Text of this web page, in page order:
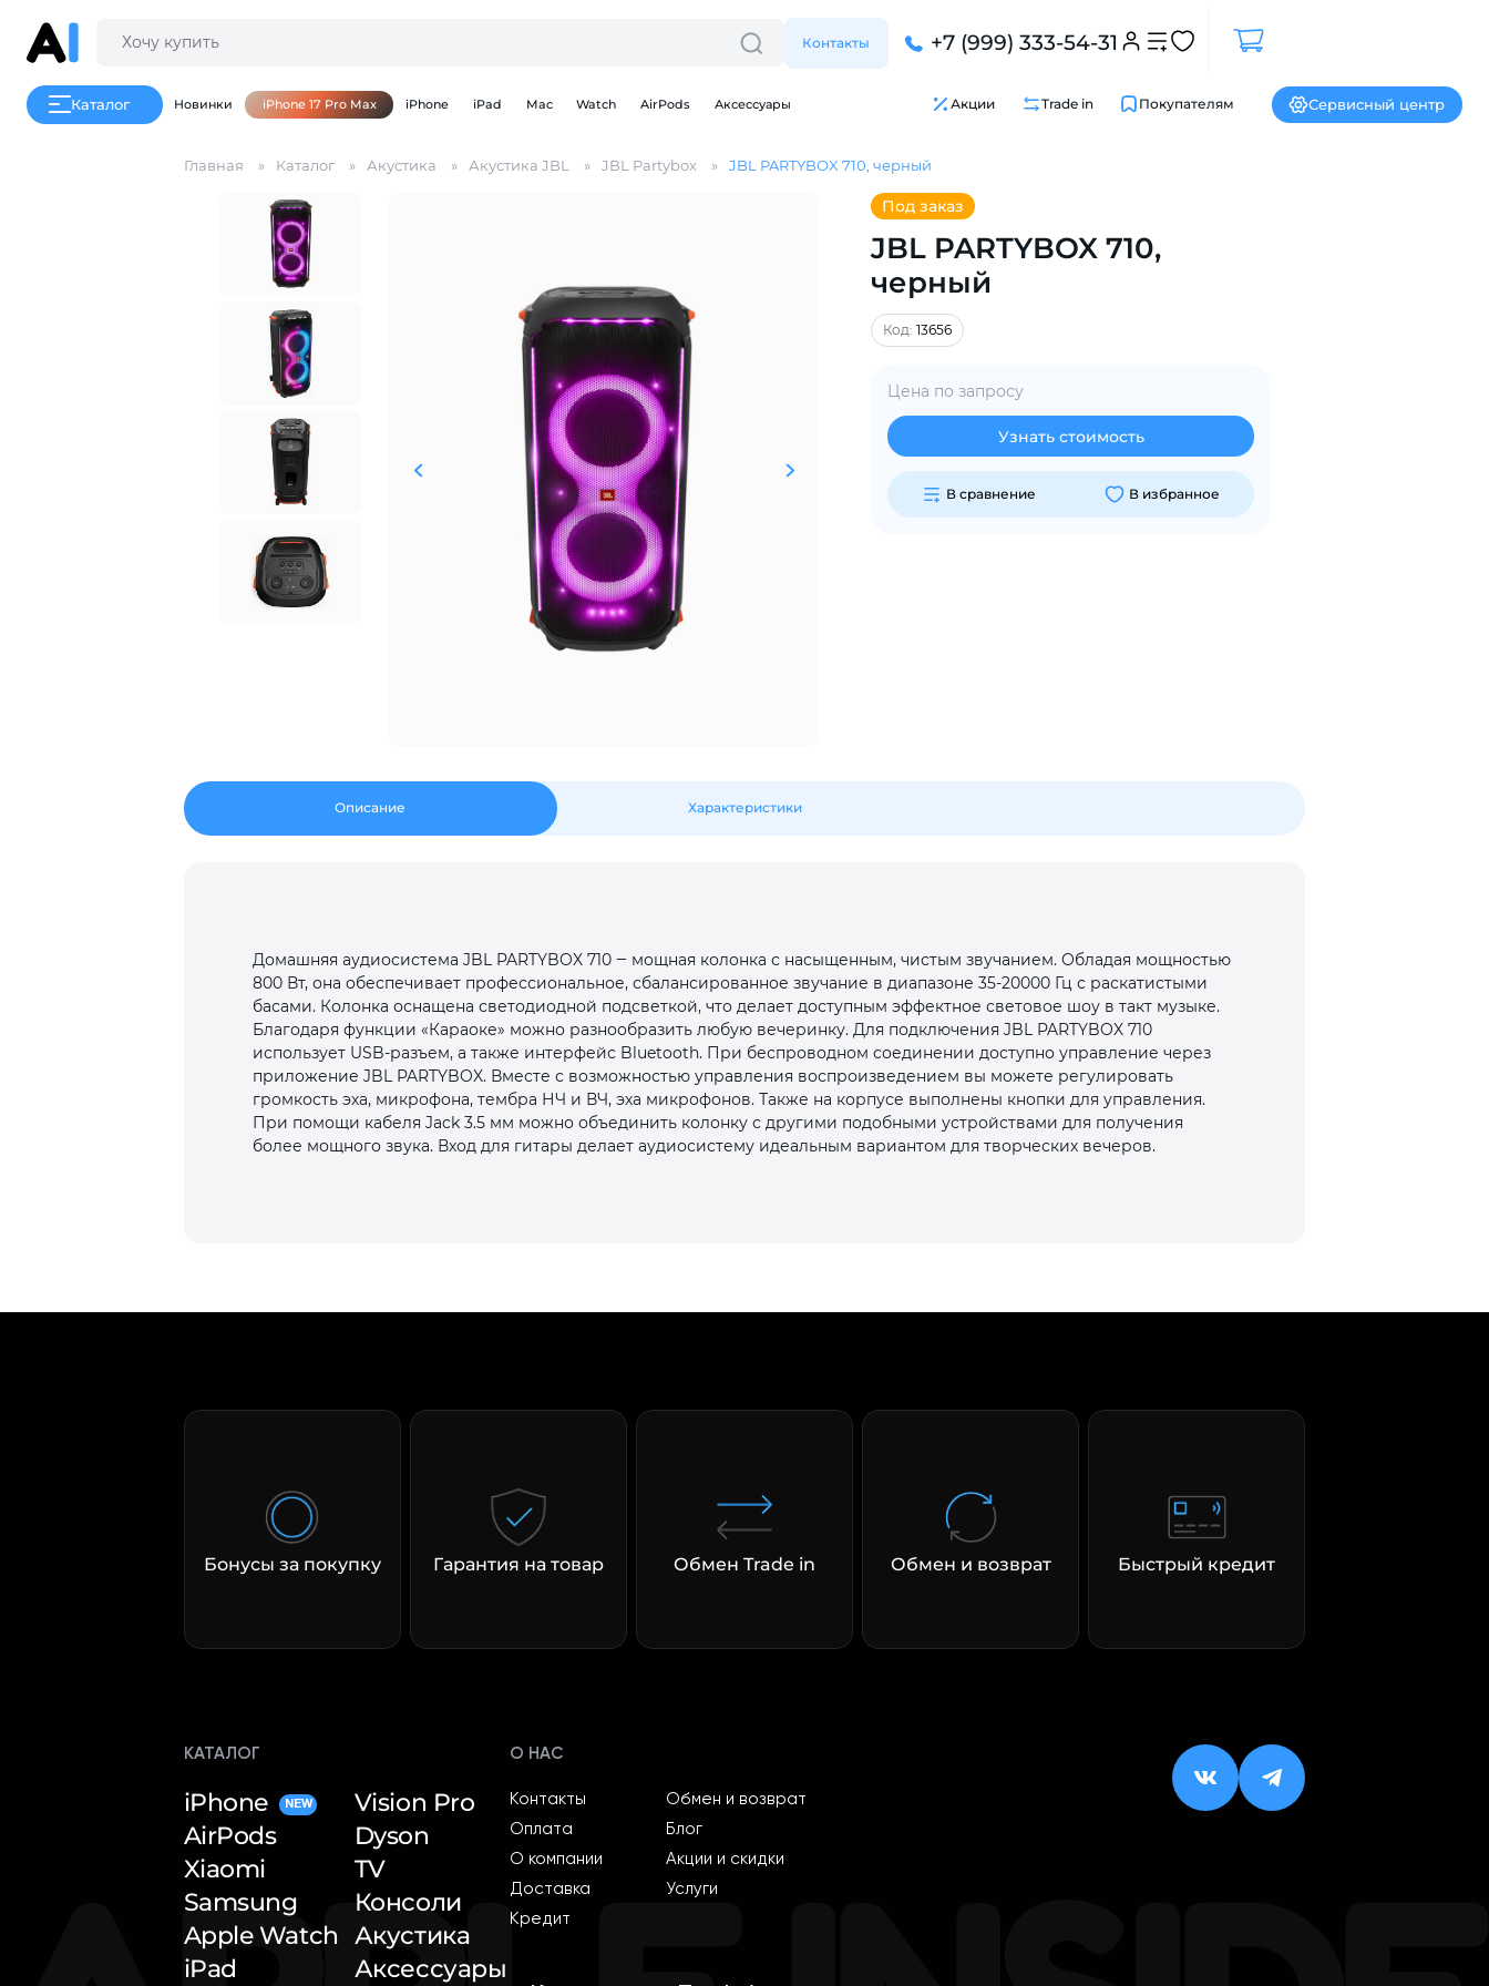
Контакты +7 (999) 333-54-31
Каталог Новинки iPhone 17 Pro Max iPhone iPad Mac Watch AirPods Аксессуары Акции Trade in Покупателям Сервисный центр
Главная Каталог Акустика Акустика JBL JBL Partybox JBL PARTYBOX 710, черный
Под заказ
JBL PARTYBOX 710,
черный
Код: 13656
Цена по запросу
Узнать стоимость
В сравнение В избранное
Описание Характеристики
Домашняя аудиосистема JBL PARTYBOX 710 ‒ мощная колонка с насыщенным, чистым звучанием. Обладая мощностью
800 Вт, она обеспечивает профессиональное, сбалансированное звучание в диапазоне 35-20000 Гц с раскатистыми
басами. Колонка оснащена светодиодной подсветкой, что делает доступным эффектное световое шоу в такт музыке.
Благодаря функции «Караоке» можно разнообразить любую вечеринку. Для подключения JBL PARTYBOX 710
использует USB-разъем, а также интерфейс Bluetooth. При беспроводном соединении доступно управление через
приложение JBL PARTYBOX. Вместе с возможностью управления воспроизведением вы можете регулировать
громкость эха, микрофона, тембра НЧ и ВЧ, эха микрофонов. Также на корпусе выполнены кнопки для управления.
При помощи кабеля Jack 3.5 мм можно объединить колонку с другими подобными устройствами для получения
более мощного звука. Вход для гитары делает аудиосистему идеальным вариантом для творческих вечеров.
Бонусы за покупку Гарантия на товар Обмен Trade in Обмен и возврат Быстрый кредит
КАТАЛОГ
iPhone NEW
AirPods
Xiaomi
Samsung
Apple Watch
iPad
Vision Pro
Dyson
TV
Консоли
Акустика
Аксессуары
О НАС
Контакты
Оплата
О компании
Доставка
Кредит
Обмен и возврат
Блог
Акции и скидки
Услуги
Для клиентов всех банков
Разбейте оплату
на частибез переплат
График платежей
Сегодня
25%
Оплачивайте сегодня только
25 % картой любого банка
Оставшиеся75% будутсписываться
с вашей картыпо25%каждые 2 недели
Подробнееоб оплате Плайтом